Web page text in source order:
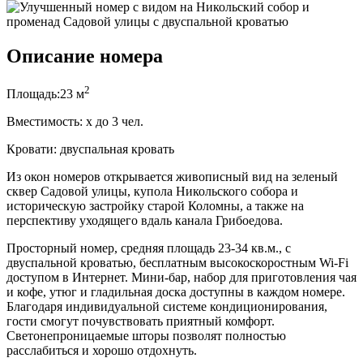
Описание номера
Площадь:23 м2
Вместимость: x до 3 чел.
Кровати: двуспальная кровать
Из окон номеров открывается живописный вид на зеленый
сквер Садовой улицы, купола Никольского собора и
историческую застройку старой Коломны, а также на
перспективу уходящего вдаль канала Грибоедова.
Просторный номер, средняя площадь 23-34 кв.м., с
двуспальной кроватью, бесплатным высокоскоростным Wi-Fi
доступом в Интернет. Мини-бар, набор для приготовления чая
и кофе, утюг и гладильная доска доступны в каждом номере.
Благодаря индивидуальной системе кондиционирования,
гости смогут почувствовать приятный комфорт.
Светонепроницаемые шторы позволят полностью
расслабиться и хорошо отдохнуть.